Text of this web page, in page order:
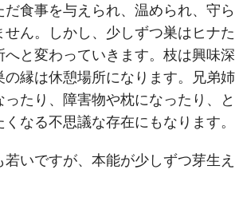
食事を与えられ、温められ、守ら
せん。しかし、少しずつ巣はヒナた
へと変わっていきます。枝は興味深
の縁は休憩場所になります。兄弟姉
たり、障害物や枕になったり、と
なる不思議な存在にもなります。
いですが、本能が少しずつ芽生え